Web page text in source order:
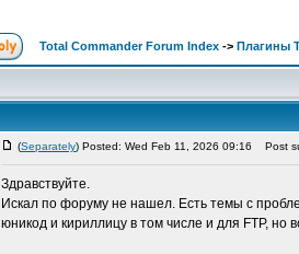
Total Commander Forum Index -> Плагины
(Separately) Posted: Wed Feb 11, 2026 09:16 Post
Здравствуйте.
Искал по форуму не нашел. Есть темы с
юникод и кириллицу в том числе и для FTP, но